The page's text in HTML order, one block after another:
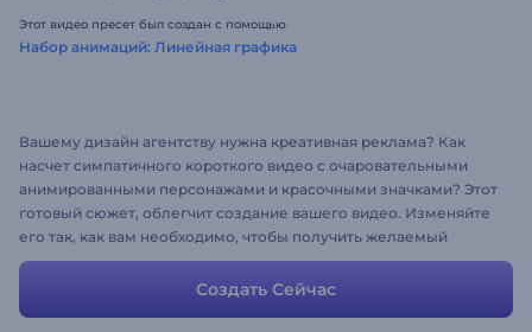
Этот видео пресет был создан с помощью
Набор анимаций: Линейная графика
Вашему дизайн агентству нужна креативная реклама? Как
насчет симпатичного короткого видео с очаровательными
анимированными персонажами и красочными значками? Этот
готовый cюжет, облегчит создание вашего видео. Изменяйте
его так, как вам необходимо, чтобы получить желаемый
результат. Вы можете изменить сцены, тексты, стили и цвета.
Не забудьте загрузить свои медиа файлы!
Создать Сейчас